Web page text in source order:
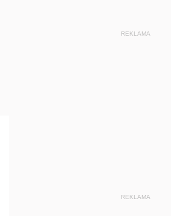
REKLAMA
REKLAMA